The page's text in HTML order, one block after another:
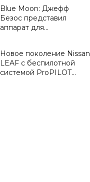
Blue Moon: Джефф
Безос представил
аппарат для
Новое поколение Nissan
LEAF с беспилотной
системой ProPILOT